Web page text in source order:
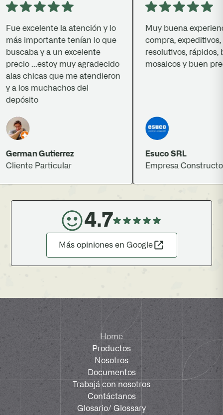
excelente la atención y lo
importante tenían lo que
y a un excelente
...estoy muy agradecido
chicas que me atendieron
los muchachos del
Gutierrez
Particular
Muy buena experiencia
compra, expeditivos,
resolutivos, rápidos,
mosaicos y buen precio.
Esuco SRL
Empresa Constructora
4.7
Más opiniones en Google
Home
Productos
Nosotros
Documentos
Trabajá con nosotros
Contáctanos
Glosario/ Glossary